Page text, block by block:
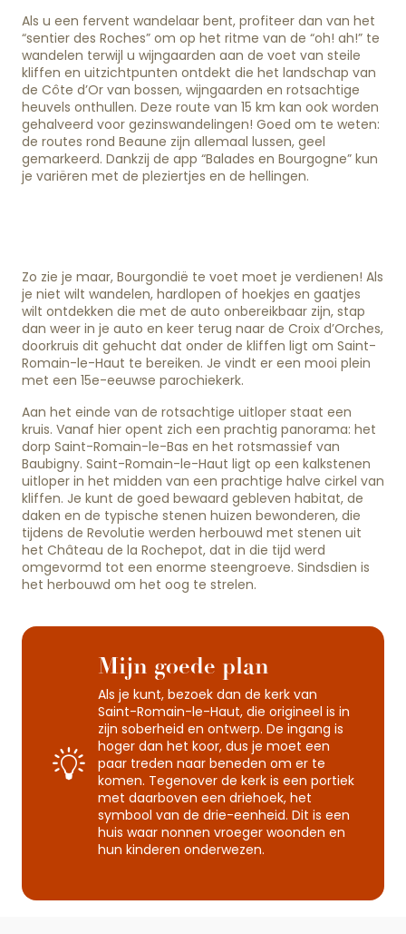
Als u een fervent wandelaar bent, profiteer dan van het
“sentier des Roches” om op het ritme van de “oh! ah!” te
wandelen terwijl u wijngaarden aan de voet van steile
kliffen en uitzichtpunten ontdekt die het landschap van
de Côte d’Or van bossen, wijngaarden en rotsachtige
heuvels onthullen. Deze route van 15 km kan ook worden
gehalveerd voor gezinswandelingen! Goed om te weten:
de routes rond Beaune zijn allemaal lussen, geel
gemarkeerd. Dankzij de app “Balades en Bourgogne” kun
je variëren met de pleziertjes en de hellingen.
Zo zie je maar, Bourgondië te voet moet je verdienen! Als
je niet wilt wandelen, hardlopen of hoekjes en gaatjes
wilt ontdekken die met de auto onbereikbaar zijn, stap
dan weer in je auto en keer terug naar de Croix d’Orches,
doorkruis dit gehucht dat onder de kliffen ligt om Saint-
Romain-le-Haut te bereiken. Je vindt er een mooi plein
met een 15e-eeuwse parochiekerk.
Aan het einde van de rotsachtige uitloper staat een
kruis. Vanaf hier opent zich een prachtig panorama: het
dorp Saint-Romain-le-Bas en het rotsmassief van
Baubigny. Saint-Romain-le-Haut ligt op een kalkstenen
uitloper in het midden van een prachtige halve cirkel van
kliffen. Je kunt de goed bewaard gebleven habitat, de
daken en de typische stenen huizen bewonderen, die
tijdens de Revolutie werden herbouwd met stenen uit
het Château de la Rochepot, dat in die tijd werd
omgevormd tot een enorme steengroeve. Sindsdien is
het herbouwd om het oog te strelen.
Mijn goede plan
Als je kunt, bezoek dan de kerk van
Saint-Romain-le-Haut, die origineel is in
zijn soberheid en ontwerp. De ingang is
hoger dan het koor, dus je moet een
paar treden naar beneden om er te
komen. Tegenover de kerk is een portiek
met daarboven een driehoek, het
symbool van de drie-eenheid. Dit is een
huis waar nonnen vroeger woonden en
hun kinderen onderwezen.